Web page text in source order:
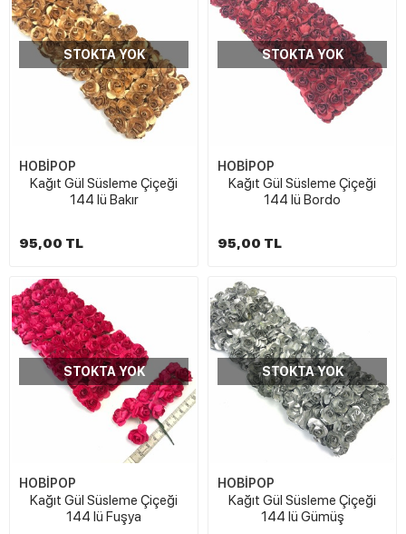
STOKTA YOK
HOBİPOP
Kağıt Gül Süsleme Çiçeği
144 lü Bakır
95,00 TL
STOKTA YOK
HOBİPOP
Kağıt Gül Süsleme Çiçeği
144 lü Bordo
95,00 TL
STOKTA YOK
HOBİPOP
Kağıt Gül Süsleme Çiçeği
144 lü Fuşya
STOKTA YOK
HOBİPOP
Kağıt Gül Süsleme Çiçeği
144 lü Gümüş